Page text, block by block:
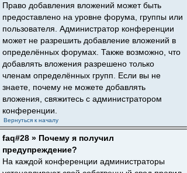
Право добавления вложений может быть
предоставлено на уровне форума, группы или
пользователя. Администратор конференции
может не разрешить добавление вложений в
определённых форумах. Также возможно, что
добавлять вложения разрешено только
членам определённых групп. Если вы не
знаете, почему не можете добавлять
вложения, свяжитесь с администратором
конференции.
Вернуться к началу
faq#28 » Почему я получил
предупреждение?
На каждой конференции администраторы